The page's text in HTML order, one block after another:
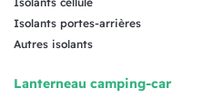
Isolants portes-arrières
Autres isolants
Lanterneau camping-car